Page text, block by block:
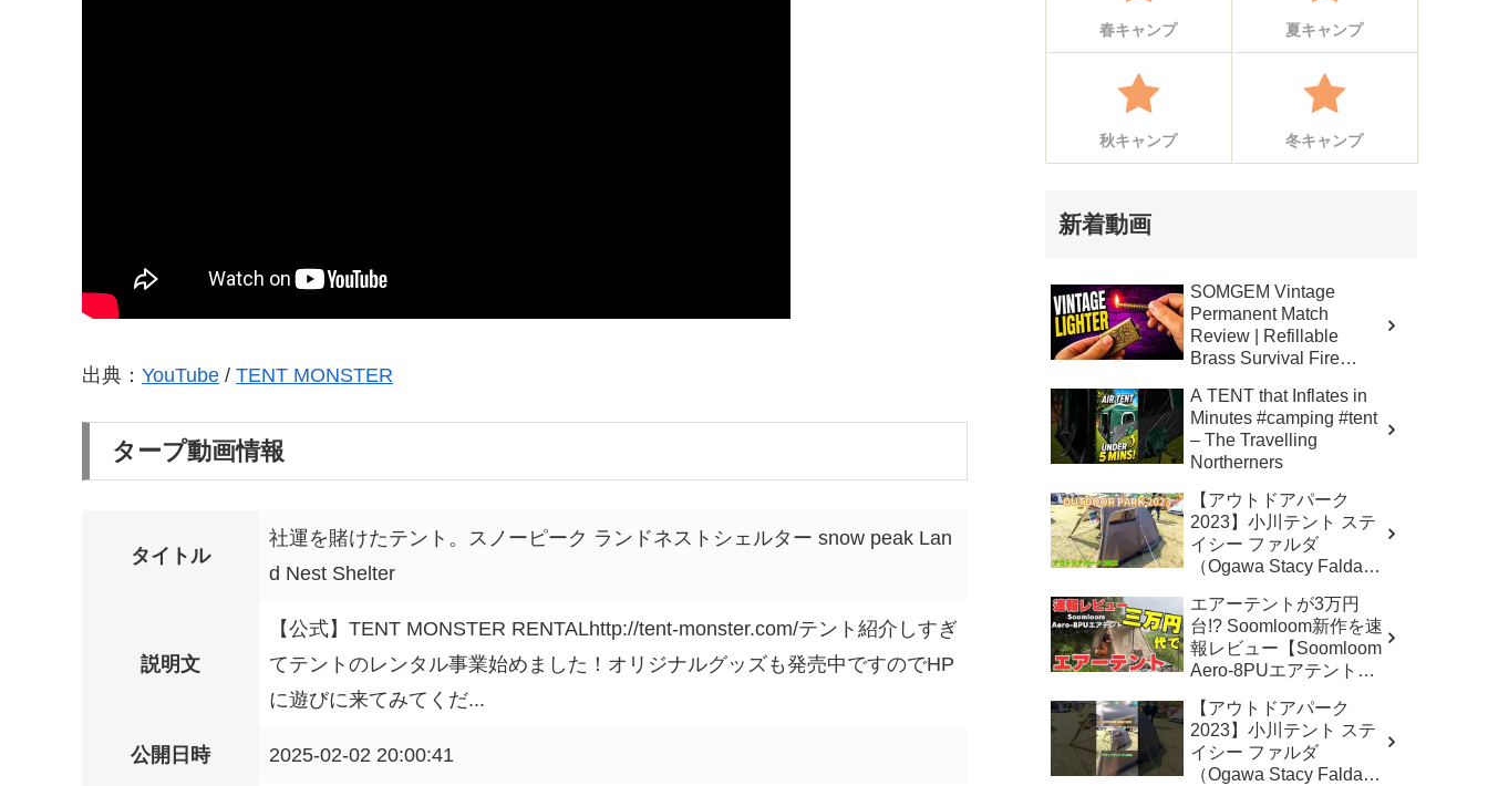
出典： YouTube / TENT MONSTER
タープ動画情報
タイトル
社運を賭けたテント。スノーピーク ランドネストシェルター snow peak Lan
d Nest Shelter
説明文
【公式】TENT MONSTER RENTALhttp://tent-monster.com/テント紹介しすぎ
てテントのレンタル事業始めました！オリジナルグッズも発売中ですのでHP
に遊びに来てみてくだ...
公開日時 2025-02-02 20:00:41
春キャンプ 夏キャンプ
秋キャンプ 冬キャンプ
新着動画
SOMGEM Vintage
Permanent Match
Review | Refillable
Brass Survival Fire
Honest Reviews
A TENT that Inflates in
Minutes #camping #tent
– The Travelling
Northerners
【アウトドアパーク
2023】小川テント ステ
イシー ファルダ
（Ogawa Stacy Falda）
akoakoa
エアーテントが3万円
台!? Soomloom新作を速
報レビュー【Soomloom
Aero-8PUエアテント】
ロキャンプで焚き火とラ
ンタン】
【アウトドアパーク
2023】小川テント ステ
イシー ファルダ
（Ogawa Stacy Falda）